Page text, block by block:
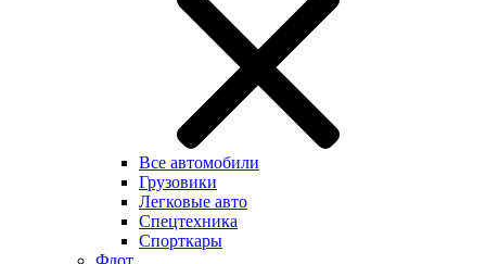
Все автомобили
Грузовики
Легковые авто
Спецтехника
Спорткары
Флот